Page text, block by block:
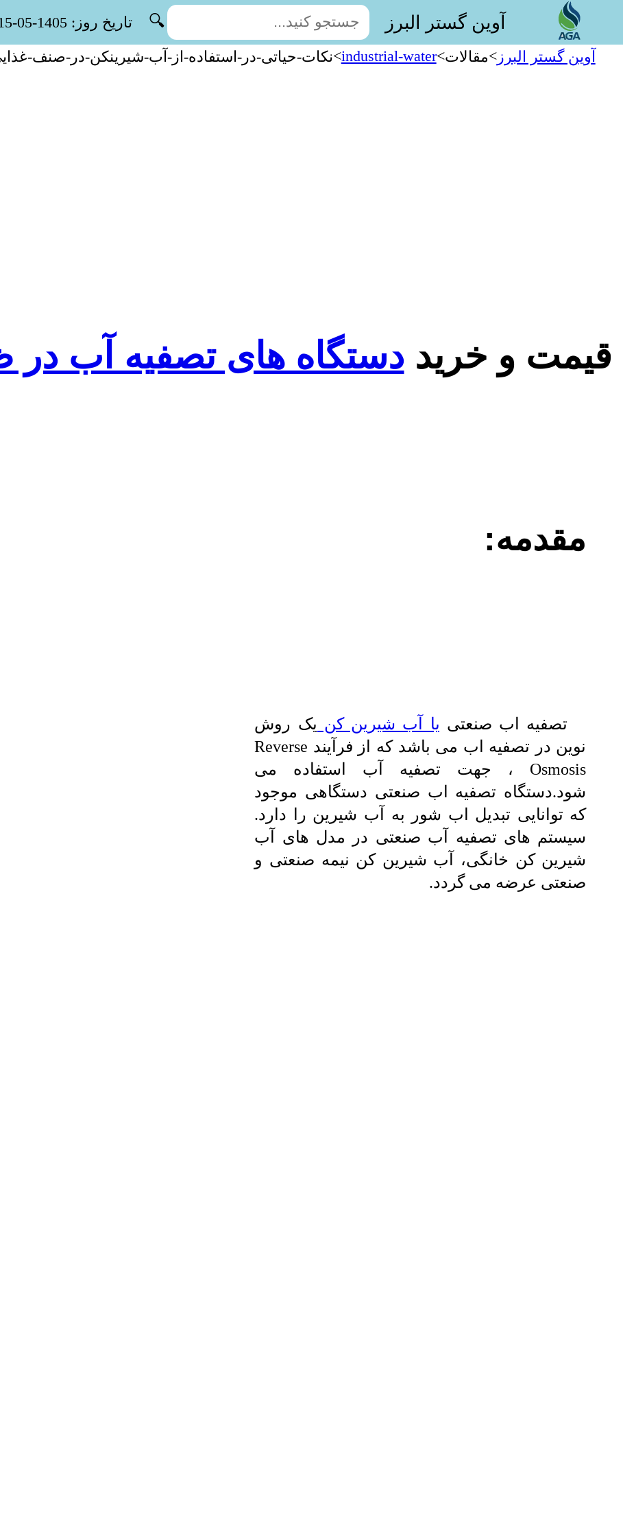
آوین گستر البرز 🔍 تاریخ روز: 1405-05-15
قیمت و خریددستگاه های تصفیه آب
آوین گستر البرز>مقالات>
industrial-water
>نکات-حیاتی-در-استفاده-از-آب-شیرینکن-در-صنف-
مقدمه:
تصفیه اب صنعتی یا آب شیرین کن یک روش
نوین در تصفیه اب می باشد که از فرآیند Reverse
Osmosis ، جهت تصفیه آب استفاده می
شود.دستگاه تصفیه اب صنعتی دستگاهی موجود
که توانایی تبدیل اب شور به آب شیرین را دارد.
سیستم های تصفیه آب صنعتی در مدل های آب
شیرین کن خانگی، آب شیرین کن نیمه صنعتی و
صنعتی عرضه می گردد.